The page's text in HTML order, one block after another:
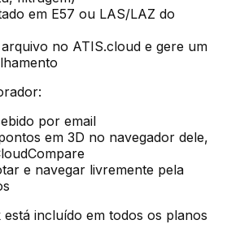
em E57 ou LAS/LAZ do
no ATIS.cloud e gere um
por email
em 3D no navegador dele,
e navegar livremente pela
incluído em todos os planos